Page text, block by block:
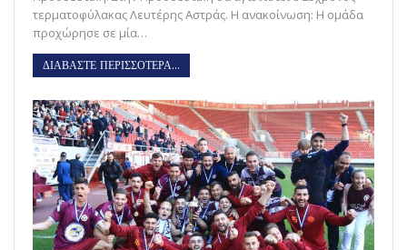
τερματοφύλακας Λευτέρης Αστράς. Η ανακοίνωση: Η ομάδα
προχώρησε σε μία…
ΔΙΑΒΑΣΤΕ ΠΕΡΙΣΣΟΤΕΡΑ...